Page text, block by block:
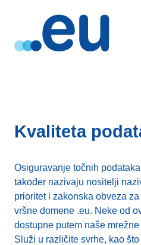
Kvaliteta
Osiguravanje točnih
također nazivaju nositelji
prioritet i zakonska obveza
vršne domene .eu. Neke od
dostupne putem naše
Služi u različite svrhe, kao